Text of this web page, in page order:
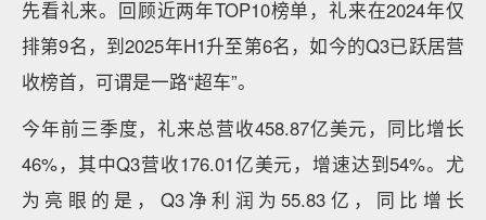
先看礼来。回顾近两年TOP10榜单，礼来在2024年仅
排第9名，到2025年H1升至第6名，如今的Q3已跃居营
收榜首，可谓是一路“超车”。
今年前三季度，礼来总营收458.87亿美元，同比增长
46%，其中Q3营收176.01亿美元，增速达到54%。尤
为亮眼的是，Q3净利润为55.83亿，同比增长